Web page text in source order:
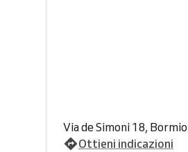
Via de Simoni 18, Bormio
Ottieni indicazioni